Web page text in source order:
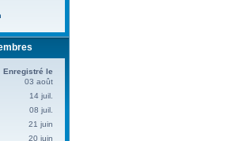
Enregistré le
03 août
14 juil.
08 juil.
21 juin
20 juin